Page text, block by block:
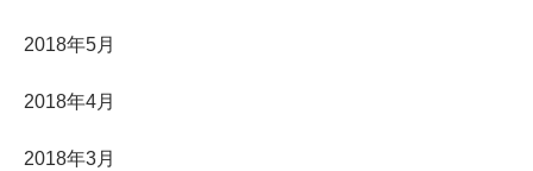
2018年5月
2018年4月
2018年3月